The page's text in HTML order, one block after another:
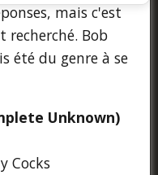
mais c'est
Bob
été du genre à se
Unknown)
Cocks